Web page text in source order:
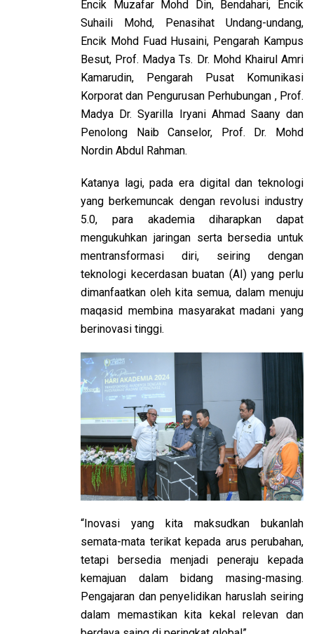
Encik Muzafar Mohd Din, Bendahari, Encik
Suhaili Mohd, Penasihat Undang-undang,
Encik Mohd Fuad Husaini, Pengarah Kampus
Besut, Prof. Madya Ts. Dr. Mohd Khairul Amri
Kamarudin, Pengarah Pusat Komunikasi
Korporat dan Pengurusan Perhubungan , Prof.
Madya Dr. Syarilla Iryani Ahmad Saany dan
Penolong Naib Canselor, Prof. Dr. Mohd
Nordin Abdul Rahman.
Katanya lagi, pada era digital dan teknologi
yang berkemuncak dengan revolusi industry
5.0, para akademia diharapkan dapat
mengukuhkan jaringan serta bersedia untuk
mentransformasi diri, seiring dengan
teknologi kecerdasan buatan (AI) yang perlu
dimanfaatkan oleh kita semua, dalam menuju
maqasid membina masyarakat madani yang
berinovasi tinggi.
“Inovasi yang kita maksudkan bukanlah
semata-mata terikat kepada arus perubahan,
tetapi bersedia menjadi peneraju kepada
kemajuan dalam bidang masing-masing.
Pengajaran dan penyelidikan haruslah seiring
dalam memastikan kita kekal relevan dan